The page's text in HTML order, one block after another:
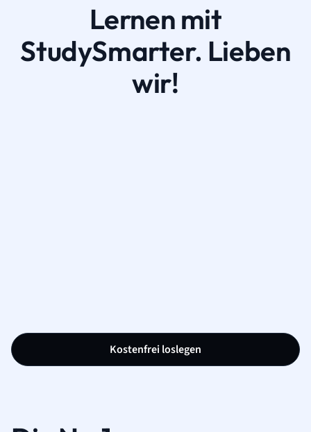
Lernen mit
StudySmarter. Lieben
wir!
Kostenfrei loslegen